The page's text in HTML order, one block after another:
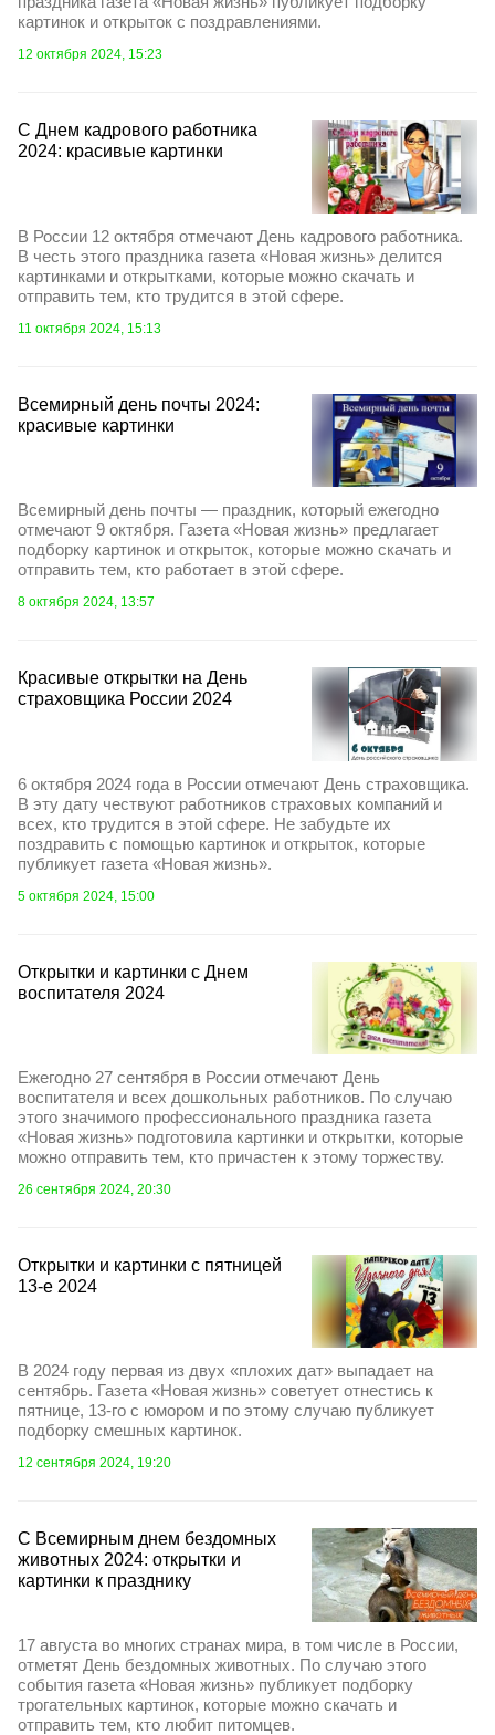
картинок и открыток c поздравлениями.
12 октября 2024, 15:23
С Днем кадрового работника
2024: красивые картинки
В России 12 октября отмечают День кадрового работника.
В честь этого праздника газета «Новая жизнь» делится
картинками и открытками, которые можно скачать и
отправить тем, кто трудится в этой сфере.
11 октября 2024, 15:13
Всемирный день почты 2024:
красивые картинки
Всемирный день почты — праздник, который ежегодно
отмечают 9 октября. Газета «Новая жизнь» предлагает
подборку картинок и открыток, которые можно скачать и
отправить тем, кто работает в этой сфере.
8 октября 2024, 13:57
Красивые открытки на День
страховщика России 2024
6 октября 2024 года в России отмечают День страховщика.
В эту дату чествуют работников страховых компаний и
всех, кто трудится в этой сфере. Не забудьте их
поздравить с помощью картинок и открыток, которые
публикует газета «Новая жизнь».
5 октября 2024, 15:00
Открытки и картинки с Днем
воспитателя 2024
Ежегодно 27 сентября в России отмечают День
воспитателя и всех дошкольных работников. По случаю
этого значимого профессионального праздника газета
«Новая жизнь» подготовила картинки и открытки, которые
можно отправить тем, кто причастен к этому торжеству.
26 сентября 2024, 20:30
Открытки и картинки с пятницей
13-е 2024
В 2024 году первая из двух «плохих дат» выпадает на
сентябрь. Газета «Новая жизнь» советует отнестись к
пятнице, 13-го с юмором и по этому случаю публикует
подборку смешных картинок.
12 сентября 2024, 19:20
С Всемирным днем бездомных
животных 2024: открытки и
картинки к празднику
17 августа во многих странах мира, в том числе в России,
отметят День бездомных животных. По случаю этого
события газета «Новая жизнь» публикует подборку
трогательных картинок, которые можно скачать и
отправить тем, кто любит питомцев.